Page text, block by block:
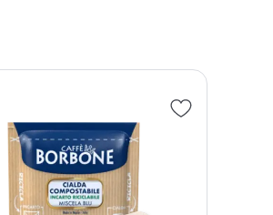
Raptus
Parfum